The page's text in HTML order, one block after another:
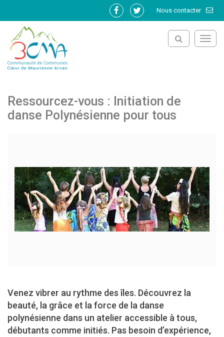
Nous contacter
Lien
Lien
Ressourcez-vous : Initiation de
danse Polynésienne pour tous
Venez vibrer au rythme des îles. Découvrez la
beauté, la grâce et la force de la danse
polynésienne dans un atelier accessible à tous,
débutants comme initiés. Pas besoin d’expérience,